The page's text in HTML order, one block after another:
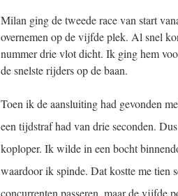
Milan ging de tweede race van start
overnemen op de vijfde plek. Al snel
nummer drie vlot dicht. Ik ging hem
de snelste rijders op de baan.
Toen ik de aansluiting had gevonden
een tijdstraf had van drie seconden.
koploper. Ik wilde in een bocht
waardoor ik spinde. Dat kostte me tien
concurrenten passeren, maar de vijfde